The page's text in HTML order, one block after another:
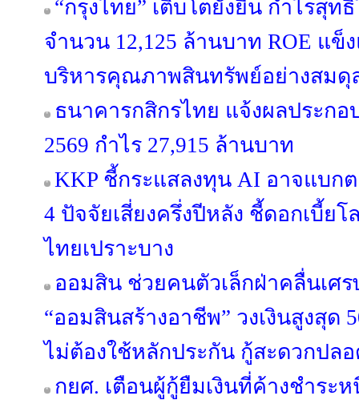
“กรุงไทย” เติบโตยั่งยืน กำไรสุท
จำนวน 12,125 ล้านบาท ROE แข็
บริหารคุณภาพสินทรัพย์อย่างสมดุ
ธนาคารกสิกรไทย แจ้งผลประกอ
2569 กำไร 27,915 ล้านบาท
KKP ชี้กระแสลงทุน AI อาจแบก
4 ปัจจัยเสี่ยงครึ่งปีหลัง ชี้ดอกเบี้ยโ
ไทยเปราะบาง
ออมสิน ช่วยคนตัวเล็กฝ่าคลื่นเศร
“ออมสินสร้างอาชีพ” วงเงินสูงสุด
ไม่ต้องใช้หลักประกัน กู้สะดวกปล
กยศ. เตือนผู้กู้ยืมเงินที่ค้างชำระ